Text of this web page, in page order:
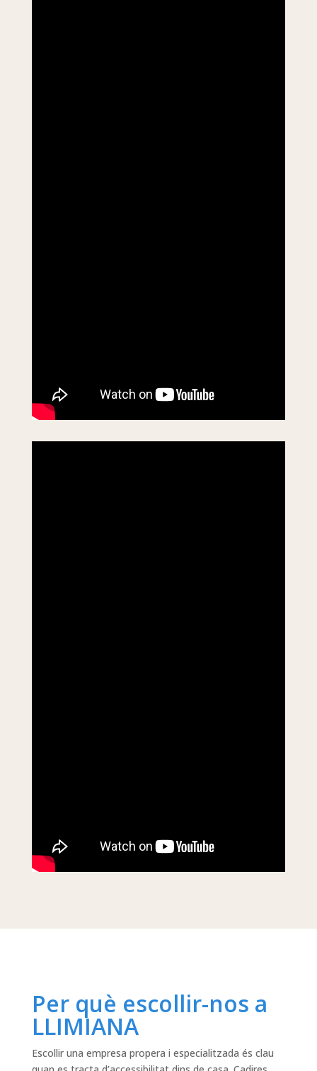
Per què escollir-nos a
LLIMIANA
Escollir una empresa propera i especialitzada és clau